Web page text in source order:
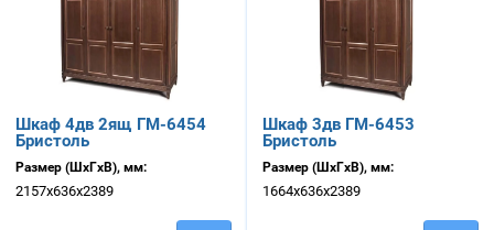
Шкаф 4дв 2ящ ГМ-6454
Бристоль
Размер (ШхГхВ), мм:
2157х636х2389
Шкаф 3дв ГМ-6453
Бристоль
Размер (ШхГхВ), мм:
1664х636х2389